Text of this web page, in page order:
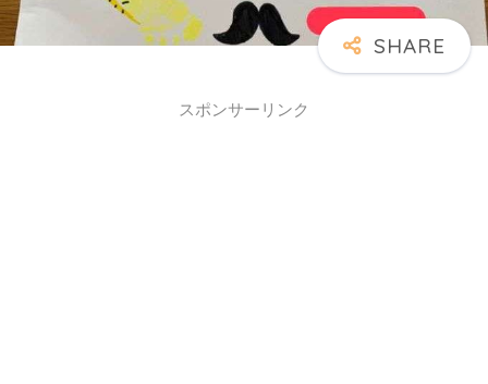
スポンサーリンク